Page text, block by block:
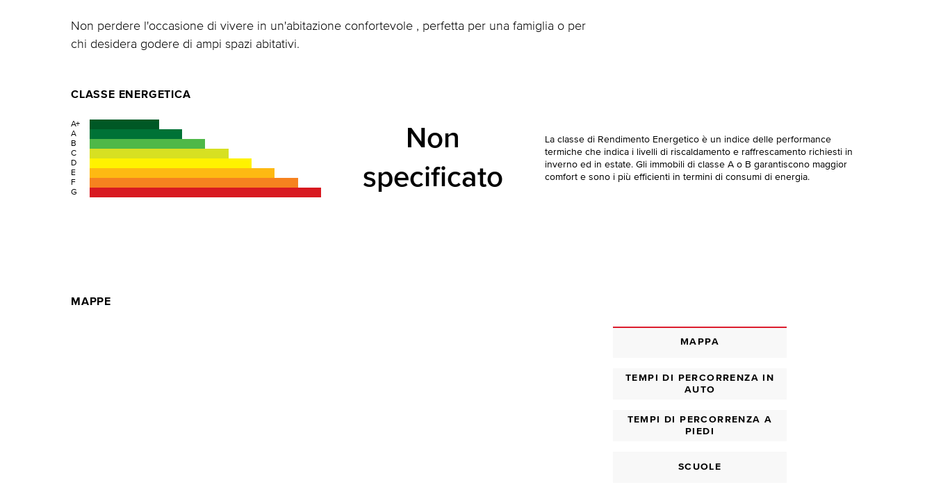
Non perdere l'occasione di vivere in un'abitazione confortevole , perfetta per una famiglia o per
chi desidera godere di ampi spazi abitativi.
CLASSE ENERGETICA
A+
A
B
C
D
E
F
G
Non
specificato
La classe di Rendimento Energetico è un indice delle performance
termiche che indica i livelli di riscaldamento e raffrescamento richiesti in
inverno ed in estate. Gli immobili di classe A o B garantiscono maggior
comfort e sono i più efficienti in termini di consumi di energia.
MAPPE
MAPPA
TEMPI DI PERCORRENZA IN
AUTO
TEMPI DI PERCORRENZA A
PIEDI
SCUOLE